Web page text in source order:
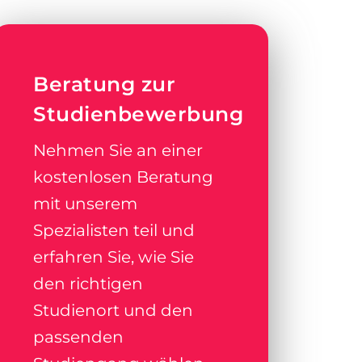
Beratung zur
Studienbewerbung
Nehmen Sie an einer
kostenlosen Beratung
mit unserem
Spezialisten teil und
erfahren Sie, wie Sie
den richtigen
Studienort und den
passenden